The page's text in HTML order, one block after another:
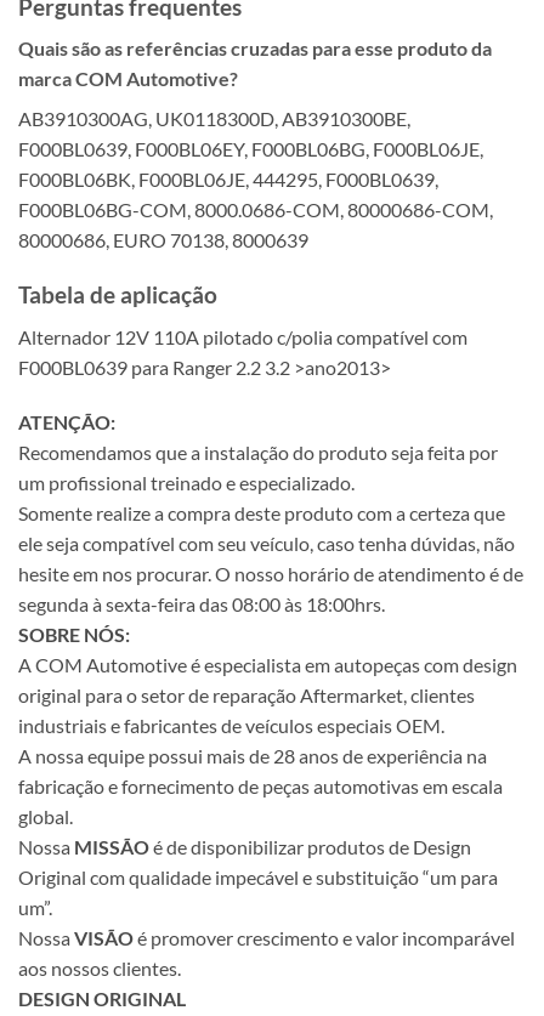
Perguntas frequentes
Quais são as referências cruzadas para esse produto da
marca COM Automotive?
AB3910300AG, UK0118300D, AB3910300BE,
F000BL0639, F000BL06EY, F000BL06BG, F000BL06JE,
F000BL06BK, F000BL06JE, 444295, F000BL0639,
F000BL06BG-COM, 8000.0686-COM, 80000686-COM,
80000686, EURO 70138, 8000639
Tabela de aplicação
Alternador 12V 110A pilotado c/polia compatível com
F000BL0639 para Ranger 2.2 3.2 >ano2013>
ATENÇÃO:
Recomendamos que a instalação do produto seja feita por
um profissional treinado e especializado.
Somente realize a compra deste produto com a certeza que
ele seja compatível com seu veículo, caso tenha dúvidas, não
hesite em nos procurar. O nosso horário de atendimento é de
segunda à sexta-feira das 08:00 às 18:00hrs.
SOBRE NÓS:
A COM Automotive é especialista em autopeças com design
original para o setor de reparação Aftermarket, clientes
industriais e fabricantes de veículos especiais OEM.
A nossa equipe possui mais de 28 anos de experiência na
fabricação e fornecimento de peças automotivas em escala
global.
Nossa MISSÃOé de disponibilizar produtos de Design
Original com qualidade impecável e substituição “um para
um”.
Nossa VISÃOé promover crescimento e valor incomparável
aos nossos clientes.
DESIGN ORIGINAL